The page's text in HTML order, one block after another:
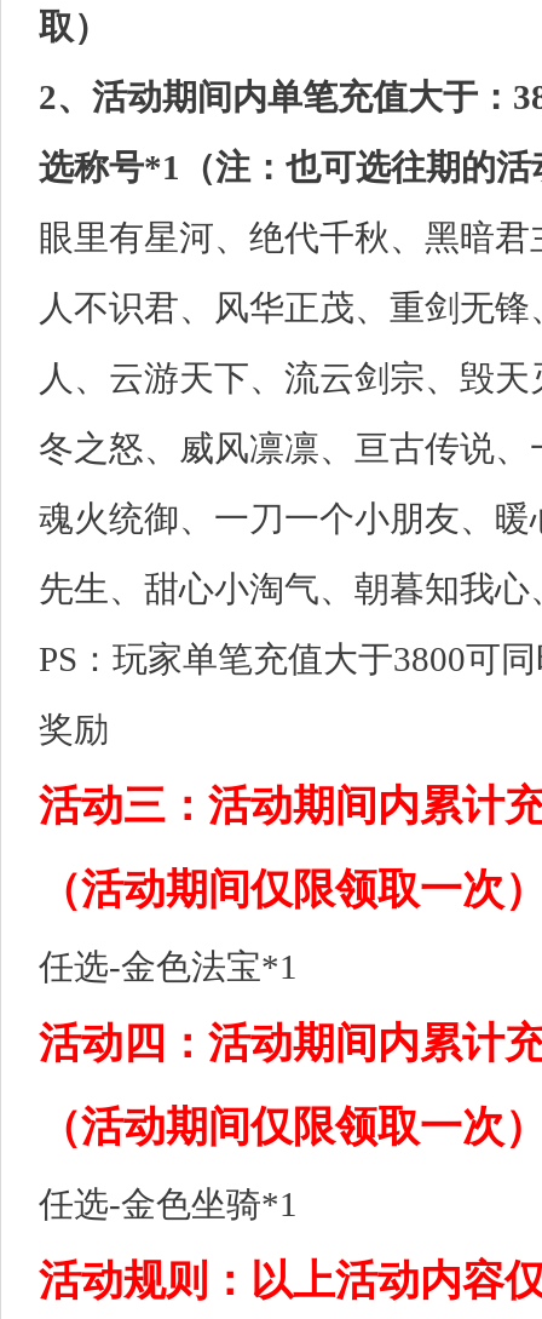
取）
2、活动期间内单笔充值大于：
选称号*1（注：也可选往期的活
眼里有星河、绝代千秋、黑暗
人不识君、风华正茂、重剑无
人、云游天下、流云剑宗、毁
冬之怒、威风凛凛、亘古传说
魂火统御、一刀一个小朋友、
先生、甜心小淘气、朝暮知我
PS：玩家单笔充值大于3800可
奖励
活动三：活动期间内累计
（活动期间仅限领取一次
任选-金色法宝*1
活动四：活动期间内累计
（活动期间仅限领取一次
任选-金色坐骑*1
活动规则：以上活动内容